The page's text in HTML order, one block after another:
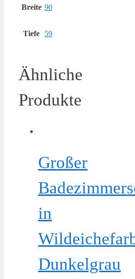
Breite 90
Tiefe 59
Ähnliche
Produkte
Großer
in
Dunkelgrau